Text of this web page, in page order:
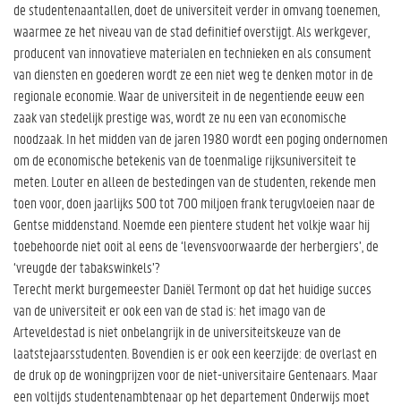
de studentenaantallen, doet de universiteit verder in omvang toenemen,
waarmee ze het niveau van de stad definitief overstijgt. Als werkgever,
producent van innovatieve materialen en technieken en als consument
van diensten en goederen wordt ze een niet weg te denken motor in de
regionale economie. Waar de universiteit in de negentiende eeuw een
zaak van stedelijk prestige was, wordt ze nu een van economische
noodzaak. In het midden van de jaren 1980 wordt een poging ondernomen
om de economische betekenis van de toenmalige rijksuniversiteit te
meten. Louter en alleen de bestedingen van de studenten, rekende men
toen voor, doen jaarlijks 500 tot 700 miljoen frank terugvloeien naar de
Gentse middenstand. Noemde een pientere student het volkje waar hij
toebehoorde niet ooit al eens de ‘levensvoorwaarde der herbergiers’, de
‘vreugde der tabakswinkels’?
Terecht merkt burgemeester Daniël Termont op dat het huidige succes
van de universiteit er ook een van de stad is: het imago van de
Arteveldestad is niet onbelangrijk in de universiteitskeuze van de
laatstejaarsstudenten. Bovendien is er ook een keerzijde: de overlast en
de druk op de woningprijzen voor de niet-universitaire Gentenaars. Maar
een voltijds studentenambtenaar op het departement Onderwijs moet